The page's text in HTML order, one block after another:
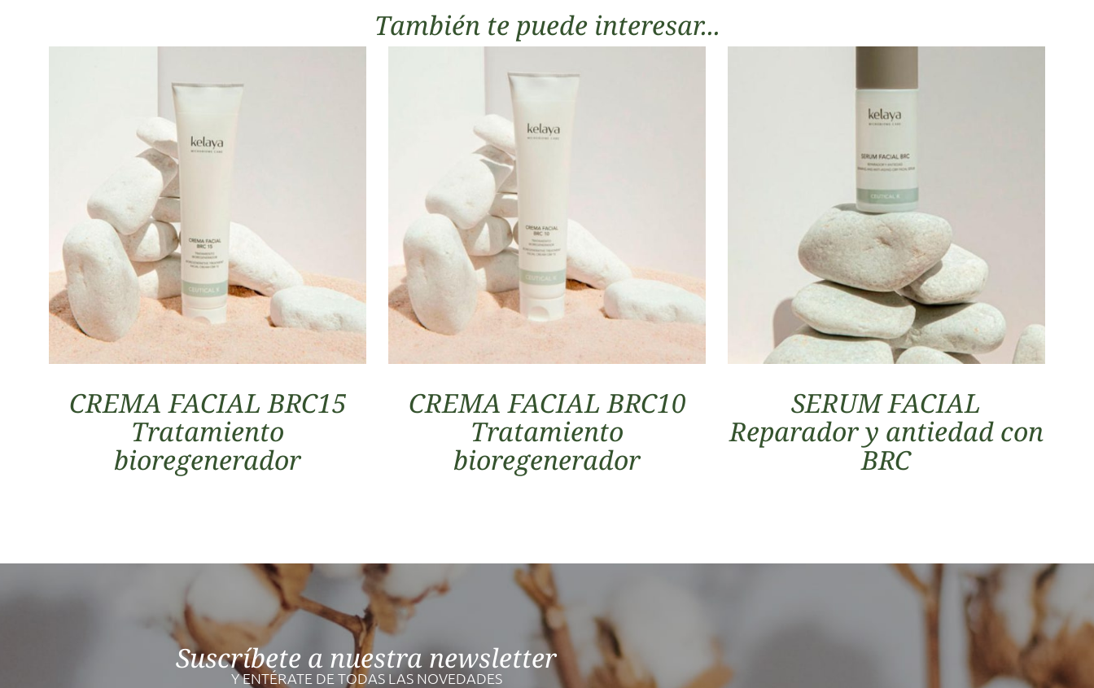
También te puede interesar...
CREMA FACIAL BRC15
Tratamiento
bioregenerador
CREMA FACIAL BRC10
Tratamiento
bioregenerador
SERUM FACIAL
Reparador y antiedad con
BRC
Suscríbete a nuestra newsletter
Y ENTÉRATE DE TODAS LAS NOVEDADES